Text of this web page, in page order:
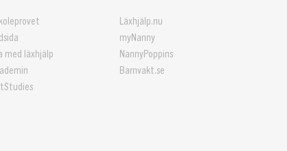
med läxhjälp
Läxhjälp.nu
myNanny
NannyPoppins
Barnvakt.se